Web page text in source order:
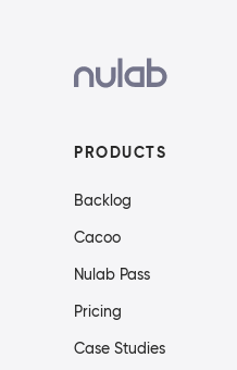
PRODUCTS
Backlog
Cacoo
Nulab Pass
Pricing
Case Studies